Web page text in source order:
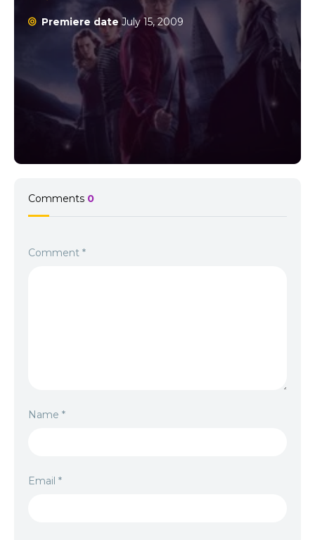
maturizarea lui Harry și arată cum responsabilitatea, curajul și
prietenia formează baza pentru confruntarea finală cu răul. 🪄
Concluzie Harry Potter and the Half-Blood Prince 2009 Online
Subtitrat este un film plin de magie, emoție și mister. Harry
Potter 6 te poartă într-o lume mai întunecată, plină de
descoperiri și revelații esențiale pentru viitorul lui Harry. Dacă ai
urmărit până acum toate aventurile, nu rata această parte
crucială care pregătește terenul pentru ultimele confruntări.👉
Intră pe Filmflix.ro și redescoperă Hogwarts și secretele lui Harry
Potter și Prințul Semipur! ✨
Premiere dateJuly 15, 2009
Comments 0
Comment *
Name *
Email *